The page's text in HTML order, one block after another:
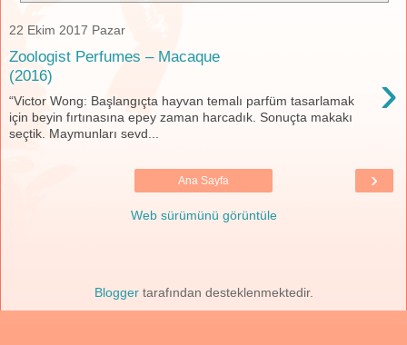
22 Ekim 2017 Pazar
Zoologist Perfumes – Macaque
(2016)
›
“Victor Wong: Başlangıçta hayvan temalı parfüm tasarlamak
için beyin fırtınasına epey zaman harcadık. Sonuçta makakı
seçtik. Maymunları sevd...
›
Ana Sayfa
Web sürümünü görüntüle
Bloggertarafından desteklenmektedir.